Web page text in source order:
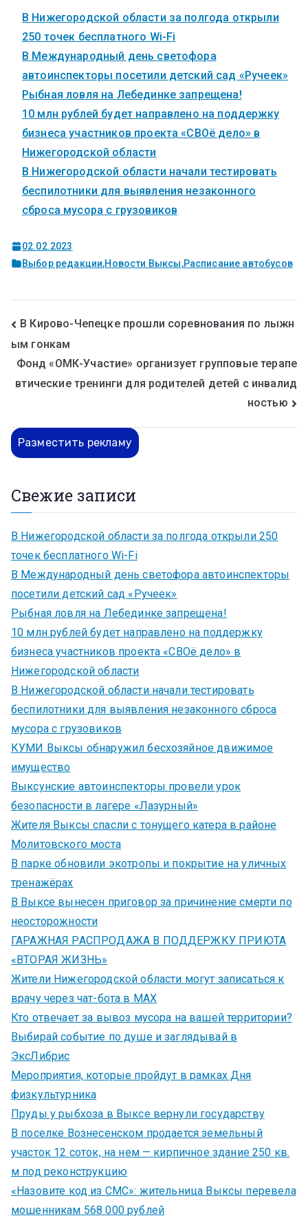
В Нижегородской области за полгода открыли
250 точек бесплатного Wi-Fi
В Международный день светофора
автоинспекторы посетили детский сад «Ручеек»
Рыбная ловля на Лебединке запрещена!
10 млн рублей будет направлено на поддержку
бизнеса участников проекта «СВОё дело» в
Нижегородской области
В Нижегородской области начали тестировать
беспилотники для выявления незаконного
сброса мусора с грузовиков
02.02.2023
Выбор редакции,Новости Выксы,Расписание автобусов
В Кирово-Чепецке прошли соревнования по лыжн
ым гонкам
Фонд «ОМК-Участие» организует групповые терапе
втические тренинги для родителей детей с инвалид
ностью
Разместить рекламу
Свежие записи
В Нижегородской области за полгода открыли 250
точек бесплатного Wi-Fi
В Международный день светофора автоинспекторы
посетили детский сад «Ручеек»
Рыбная ловля на Лебединке запрещена!
10 млн рублей будет направлено на поддержку
бизнеса участников проекта «СВОё дело» в
Нижегородской области
В Нижегородской области начали тестировать
беспилотники для выявления незаконного сброса
мусора с грузовиков
КУМИ Выксы обнаружил бесхозяйное движимое
имущество
Выксунские автоинспекторы провели урок
безопасности в лагере «Лазурный»
Жителя Выксы спасли с тонущего катера в районе
Молитовского моста
В парке обновили экотропы и покрытие на уличных
тренажёрах
В Выксе вынесен приговор за причинение смерти по
неосторожности
ГАРАЖНАЯ РАСПРОДАЖА В ПОДДЕРЖКУ ПРИЮТА
«ВТОРАЯ ЖИЗНЬ»
Жители Нижегородской области могут записаться к
врачу через чат-бота в MAX
Кто отвечает за вывоз мусора на вашей территории?
Выбирай событие по душе и заглядывай в
ЭксЛибрис
Мероприятия, которые пройдут в рамках Дня
физкультурника
Пруды у рыбхоза в Выксе вернули государству
В поселке Вознесенском продается земельный
участок 12 соток, на нем — кирпичное здание 250 кв.
м под реконструкцию
«Назовите код из СМС»: жительница Выксы перевела
мошенникам 568 000 рублей